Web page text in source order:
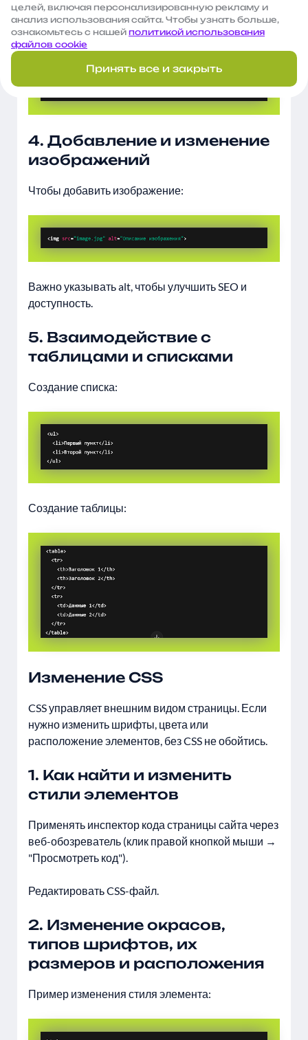
Изменить ссылку:
4. Добавление и изменение
изображений
Чтобы добавить изображение:
Важно указывать alt, чтобы улучшить SEO и
доступность.
5. Взаимодействие с
таблицами и списками
Создание списка:
Создание таблицы:
Изменение CSS
CSS управляет внешним видом страницы. Если
нужно изменить шрифты, цвета или
расположение элементов, без CSS не обойтись.
1. Как найти и изменить
стили элементов
Применять инспектор кода страницы сайта через
веб-обозреватель (клик правой кнопкой мыши →
"Просмотреть код").
Редактировать CSS-файл.
2. Изменение окрасов,
типов шрифтов, их
размеров и расположения
Пример изменения стиля элемента:
целей, включая персонализированную рекламу и
анализ использования сайта. Чтобы узнать больше,
ознакомьтесь с нашей политикой использования
файлов cookie
Принять все и закрыть